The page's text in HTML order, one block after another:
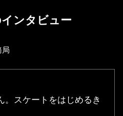
ンタビュー
局
。スケートをはじめるき